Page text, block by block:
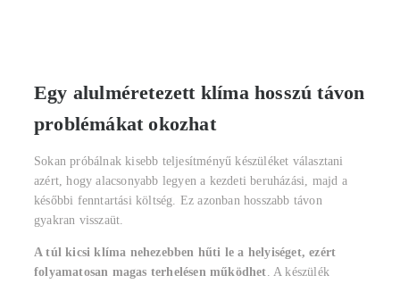
Egy alulméretezett klíma hosszú távon
problémákat okozhat
Sokan próbálnak kisebb teljesítményű készüléket választani
azért, hogy alacsonyabb legyen a kezdeti beruházási, majd a
későbbi fenntartási költség. Ez azonban hosszabb távon
gyakran visszaüt.
A túl kicsi klíma nehezebben hűti le a helyiséget, ezért
folyamatosan magas terhelésen működhet. A készülék